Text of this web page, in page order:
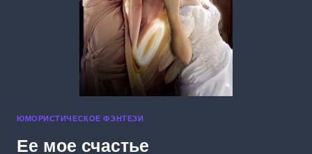
ЮМОРИСТИЧЕСКОЕ ФЭНТЕЗИ
Ее мое счастье